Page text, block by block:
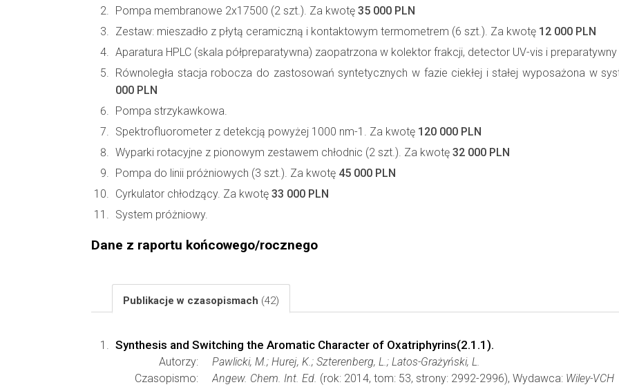
Pompa membranowe 2x17500 (2 szt.). Za kwotę 35 000 PLN
Zestaw: mieszadło z płytą ceramiczną i kontaktowym termometrem (6 szt.). Za kwotę 12 000 PLN
Aparatura HPLC (skala półpreparatywna) zaopatrzona w kolektor frakcji, detector UV-vis i
Równoległa stacja robocza do zastosowań syntetycznych w fazie ciekłej i stałej wyposażona w
000 PLN
Pompa strzykawkowa.
Spektrofluorometer z detekcją powyżej 1000 nm-1. Za kwotę 120 000 PLN
Wyparki rotacyjne z pionowym zestawem chłodnic (2 szt.). Za kwotę 32 000 PLN
Pompa do linii próżniowych (3 szt.). Za kwotę 45 000 PLN
Cyrkulator chłodzący. Za kwotę 33 000 PLN
System próżniowy.
Dane z raportu końcowego/rocznego
Publikacje w czasopismach (42)
Synthesis and Switching the Aromatic Character of Oxatriphyrins(2.1.1).
Autorzy:
Pawlicki, M.; Hurej, K.; Szterenberg, L.; Latos-Grażyński, L.
Czasopismo:
Angew. Chem. Int. Ed. (rok: 2014, tom: 53, strony: 2992-2996), Wydawca: Wiley-VCH